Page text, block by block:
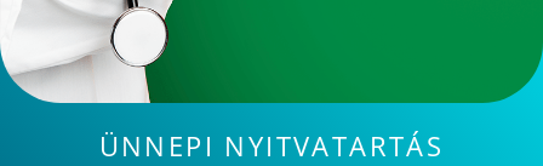
ÜNNEPI NYITVATARTÁS